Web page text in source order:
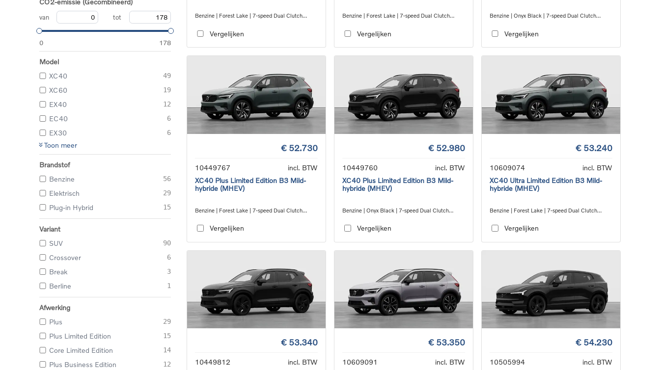
van tot
0 178
Model
XC40
49
XC60 19
EX40 12
EC40 6
EX30 6
Toon meer
Brandstof
Benzine
56
Elektrisch 29
Plug-in Hybrid 15
Variant
SUV
90
Crossover 6
Break 3
Berline 1
Afwerking
Plus
29
Plus Limited Edition 15
Core Limited Edition 14
Plus Business Edition 12
Benzine | Forest Lake | 7-speed Dual Clutch
Vergelijken
Benzine | Forest Lake | 7-speed Dual Clutch
Vergelijken
Benzine | Onyx Black | 7-speed Dual Clutch
Vergelijken
€ 52.730
10449767
incl. BTW
XC40 Plus Limited Edition B3 Mild-
hybride (MHEV)
Benzine | Forest Lake | 7-speed Dual Clutch
Vergelijken
€ 52.980
10449760
incl. BTW
XC40 Plus Limited Edition B3 Mild-
hybride (MHEV)
Benzine | Onyx Black | 7-speed Dual Clutch
Vergelijken
€ 53.240
10609074
incl. BTW
XC40 Ultra Limited Edition B3 Mild-
hybride (MHEV)
Benzine | Forest Lake | 7-speed Dual Clutch
Vergelijken
€ 53.340
10449812
incl. BTW
€ 53.350
10609091
incl. BTW
€ 54.230
10505994
incl. BTW